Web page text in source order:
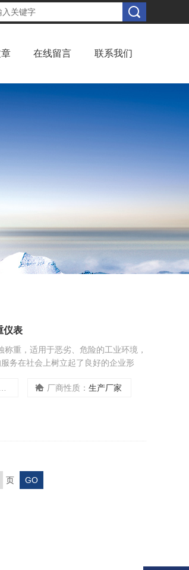
在线留言 联系我们
仪表
重，适用于恶劣、危险的工业环境，
务在社会上树立起了良好的企业形
厂商性质： 生产厂家
页